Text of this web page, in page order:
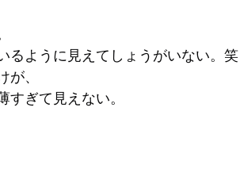
るように見えてしょうがいない。笑
が、
すぎて見えない。